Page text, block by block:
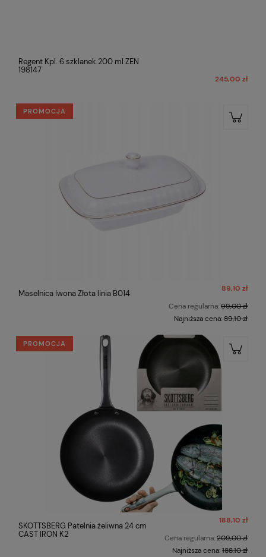
Regent Kpl. 6 szklanek 200 ml ZEN
198147
245,00 zł
Maselnica Iwona Złota linia B014
89,10 zł
Cena regularna:99,00 zł
Najniższa cena:89,10 zł
PROMOCJA
SKOTTSBERG Patelnia żeliwna 24 cm
CAST IRON K2
188,10 zł
Cena regularna:209,00 zł
Najniższa cena:188,10 zł
PROMOCJA